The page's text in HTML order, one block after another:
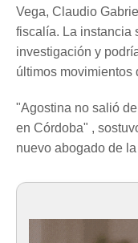
Vega, Claudio
fiscalía. La instancia
investigación y
últimos movimientos
"Agostina no salió
en Córdoba" ,
nuevo abogado de